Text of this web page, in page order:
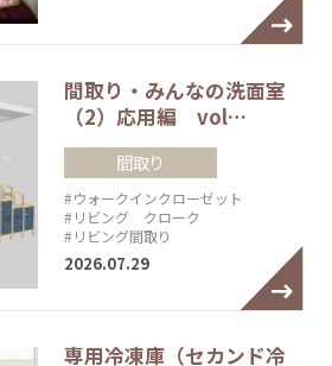
間取り・みんなの洗面室
（2）応用編 vol…
間取り
#ウォークインクローゼット
#リビング クローク
#リビング間取り
2026.07.29
専用冷凍庫（セカンド冷